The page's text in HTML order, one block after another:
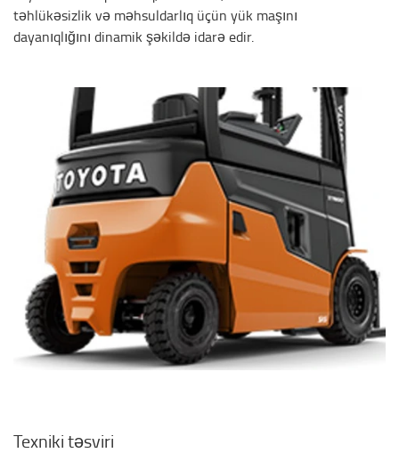
təhlükəsizlik və məhsuldarlıq üçün yük maşını
dayanıqlığını dinamik şəkildə idarə edir.
Texniki təsviri